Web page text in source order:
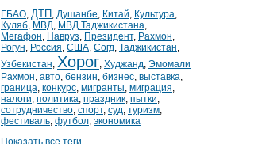
ГБАО, ДТП , Душанбе, Китай, Культура,
Куляб, МВД, МВД Таджикистана,
Мегафон, Навруз, Президент, Рахмон,
Рогун, Россия, США, Согд, Таджикистан,
Узбекистан, Хорог, Худжанд, Эмомали
Рахмон, авто, бензин, бизнес, выставка,
граница, конкурс, мигранты, миграция,
налоги, политика, праздник, пытки,
сотрудничество, спорт, суд, туризм,
фестиваль, футбол, экономика
Показать все теги